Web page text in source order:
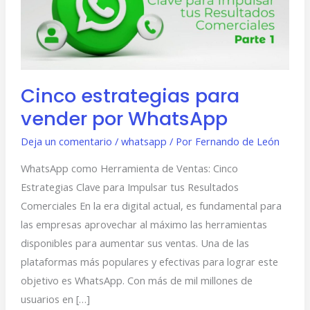
Cinco estrategias para
vender por WhatsApp
Deja un comentario / whatsapp / Por Fernando de León
WhatsApp como Herramienta de Ventas: Cinco
Estrategias Clave para Impulsar tus Resultados
Comerciales En la era digital actual, es fundamental para
las empresas aprovechar al máximo las herramientas
disponibles para aumentar sus ventas. Una de las
plataformas más populares y efectivas para lograr este
objetivo es WhatsApp. Con más de mil millones de
usuarios en […]
WhatsApp